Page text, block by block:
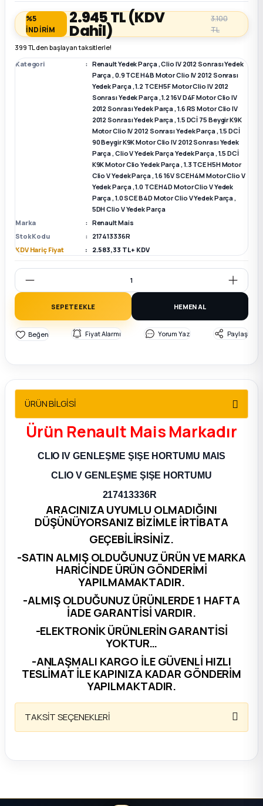
Megane E-TECH Yedek Parça
Sedan
Parça
Parça
Parça
Parça
%5
İNDİRİM
2.945 TL(KDV
Dahil)
3.100
TL
399 TL den başlayan taksitlerle!
Kategori
Renault Yedek Parça,Clio IV 2012 Sonrası Yedek
Parça,0.9 TCE H4B Motor Clio IV 2012 Sonrası
Yedek Parça,1.2 TCE H5F Motor Clio IV 2012
Sonrası Yedek Parça,1.2 16V D4F Motor Clio IV
2012 Sonrası Yedek Parça,1.6 RS Motor Clio IV
2012 Sonrası Yedek Parça,1.5 DCİ 75 Beygir K9K
Motor Clio IV 2012 Sonrası Yedek Parça,1.5 DCİ
90 Beygir K9K Motor Clio IV 2012 Sonrası Yedek
Parça,Clio V Yedek Parça Yedek Parça,1.5 DCİ
K9K Motor Clio Yedek Parça,1.3 TCE H5H Motor
Clio V Yedek Parça,1.6 16V SCE H4M Motor Clio V
Yedek Parça,1.0 TCE H4D Motor Clio V Yedek
Parça,1.0 SCE B4D Motor Clio V Yedek Parça,
5DH Clio V Yedek Parça
Marka
Renault Mais
Stok Kodu
217413336R
KDV Hariç Fiyat
2.583,33 TL + KDV
SEPETE EKLE HEMEN AL
Fiyat Alarmı Yorum Yaz Paylaş
ÜRÜN BİLGİSİ
Ürün Renault Mais Markadır
CLIO IV GENLEŞME ŞIŞE HORTUMU MAIS
CLIO V GENLEŞME ŞIŞE HORTUMU
217413336R
ARACINIZA UYUMLU OLMADIĞINI
DÜŞÜNÜYORSANIZ BİZİMLE İRTİBATA
GEÇEBİLİRSİNİZ.
-SATIN ALMIŞ OLDUĞUNUZ ÜRÜN VE MARKA
HARİCİNDE ÜRÜN GÖNDERİMİ
YAPILMAMAKTADIR.
-ALMIŞ OLDUĞUNUZ ÜRÜNLERDE 1 HAFTA
İADE GARANTİSİ VARDIR.
-ELEKTRONİK ÜRÜNLERİN GARANTİSİ
YOKTUR…
-ANLAŞMALI KARGO İLE GÜVENLİ HIZLI
TESLİMAT İLE KAPINIZA KADAR GÖNDERİM
YAPILMAKTADIR.
TAKSİT SEÇENEKLERİ